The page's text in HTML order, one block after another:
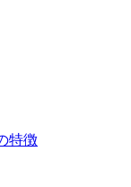
特徴